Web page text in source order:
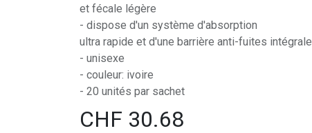
et fécale légère
- dispose d'un système d'absorption
ultra rapide et d'une barrière anti-fuites intégrale
- unisexe
- couleur: ivoire
- 20 unités par sachet
CHF 30.68